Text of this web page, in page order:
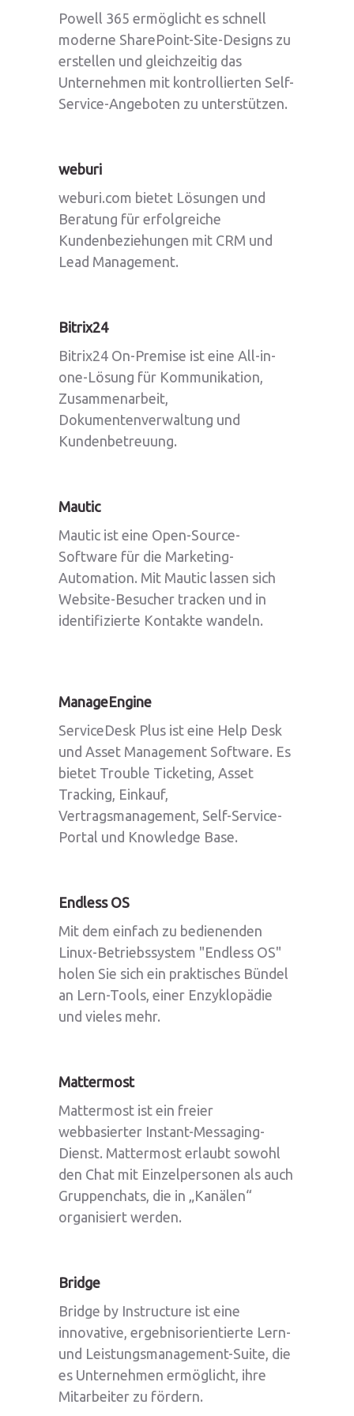
Powell 365 ermöglicht es schnell
moderne SharePoint-Site-Designs zu
erstellen und gleichzeitig das
Unternehmen mit kontrollierten Self-
Service-Angeboten zu unterstützen.
weburi
weburi.com bietet Lösungen und
Beratung für erfolgreiche
Kundenbeziehungen mit CRM und
Lead Management.
Bitrix24
Bitrix24 On-Premise ist eine All-in-
one-Lösung für Kommunikation,
Zusammenarbeit,
Dokumentenverwaltung und
Kundenbetreuung.
Mautic
Mautic ist eine Open-Source-
Software für die Marketing-
Automation. Mit Mautic lassen sich
Website-Besucher tracken und in
identifizierte Kontakte wandeln.
ManageEngine
ServiceDesk Plus ist eine Help Desk
und Asset Management Software. Es
bietet Trouble Ticketing, Asset
Tracking, Einkauf,
Vertragsmanagement, Self-Service-
Portal und Knowledge Base.
Endless OS
Mit dem einfach zu bedienenden
Linux-Betriebssystem "Endless OS"
holen Sie sich ein praktisches Bündel
an Lern-Tools, einer Enzyklopädie
und vieles mehr.
Mattermost
Mattermost ist ein freier
webbasierter Instant-Messaging-
Dienst. Mattermost erlaubt sowohl
den Chat mit Einzelpersonen als auch
Gruppenchats, die in „Kanälen“
organisiert werden.
Bridge
Bridge by Instructure ist eine
innovative, ergebnisorientierte Lern-
und Leistungsmanagement-Suite, die
es Unternehmen ermöglicht, ihre
Mitarbeiter zu fördern.